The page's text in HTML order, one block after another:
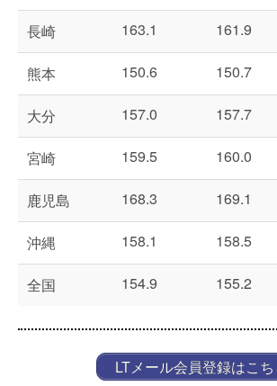
長崎 163.1 161.9
熊本 150.6 150.7
大分 157.0 157.7
宮崎 159.5 160.0
鹿児島 168.3 169.1
沖縄 158.1 158.5
全国 154.9 155.2
LTメール会員登録はこち